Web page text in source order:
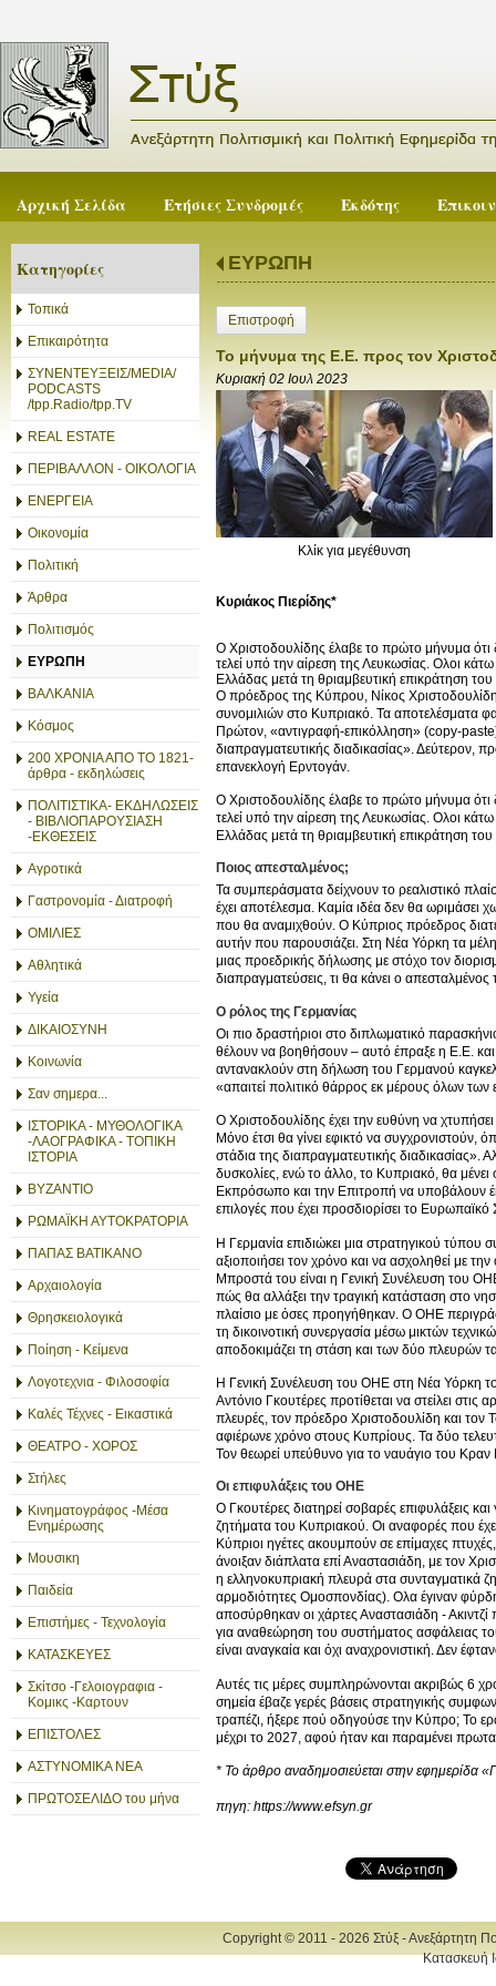
Αρχική Σελίδα Ετήσιες Συνδρομές Εκδότης
Κατηγορίες
Τοπικά
Επικαιρότητα
ΣΥΝΕΝΤΕΥΞΕΙΣ/MEDIA/
PODCASTS
/tpp.Radio/tpp.TV
REAL ESTATE
ΠΕΡΙΒΑΛΛΟΝ - ΟΙΚΟΛΟΓΙΑ
ΕΝΕΡΓΕΙΑ
Οικονομία
Πολιτική
Άρθρα
Πολιτισμός
ΕΥΡΩΠΗ
ΒΑΛΚΑΝΙΑ
Κόσμος
200 ΧΡΟΝΙΑ ΑΠΟ ΤΟ 1821-
άρθρα - εκδηλώσεις
ΠΟΛΙΤΙΣΤΙΚΑ- ΕΚΔΗΛΩΣΕΙΣ
- ΒΙΒΛΙΟΠΑΡΟΥΣΙΑΣΗ
-ΕΚΘΕΣΕΙΣ
Αγροτικά
Γαστρονομία - Διατροφή
ΟΜΙΛΙΕΣ
Αθλητικά
Υγεία
ΔΙΚΑΙΟΣΥΝΗ
Κοινωνία
Σαν σημερα...
ΙΣΤΟΡΙΚΑ - ΜΥΘΟΛΟΓΙΚΑ
-ΛΑΟΓΡΑΦΙΚΑ - ΤΟΠΙΚΗ
ΙΣΤΟΡΙΑ
ΒΥΖΑΝΤΙΟ
ΡΩΜΑΪΚΗ ΑΥΤΟΚΡΑΤΟΡΙΑ
ΠΑΠΑΣ ΒΑΤΙΚΑΝΟ
Αρχαιολογία
Θρησκειολογικά
Ποίηση - Κείμενα
Λογοτεχνια - Φιλοσοφία
Καλές Τέχνες - Εικαστικά
ΘΕΑΤΡΟ - ΧΟΡΟΣ
Στήλες
Κινηματογράφος -Μέσα
Ενημέρωσης
Μουσικη
Παιδεία
Επιστήμες - Τεχνολογία
ΚΑΤΑΣΚΕΥΕΣ
Σκίτσο -Γελοιογραφια -
Κομικς -Καρτουν
ΕΠΙΣΤΟΛΕΣ
ΑΣΤΥΝΟΜΙΚΑ ΝΕΑ
ΠΡΩΤΟΣΕΛΙΔΟ του μήνα
ΕΥΡΩΠΗ
Επιστροφή
Το μήνυμα της Ε.Ε. προς τον
Κυριακή 02 Ιουλ 2023
Κλίκ για μεγέθυνση
Κυριάκος Πιερίδης*
Ο Χριστοδουλίδης έλαβε το πρώτο μήνυμα ότι
τελεί υπό την αίρεση της Λευκωσίας. Ολοι
Ελλάδας μετά τη θριαμβευτική επικράτηση
Ο πρόεδρος της Κύπρου, Νίκος
συνομιλιών στο Κυπριακό. Τα αποτελέσματα
Πρώτον, «αντιγραφή-επικόλληση» (copy-
διαπραγματευτικής διαδικασίας». Δεύτερον,
επανεκλογή Ερντογάν.
Ο Χριστοδουλίδης έλαβε το πρώτο μήνυμα ότι
τελεί υπό την αίρεση της Λευκωσίας. Ολοι
Ελλάδας μετά τη θριαμβευτική επικράτηση
Ποιος απεσταλμένος;
Τα συμπεράσματα δείχνουν το ρεαλιστικό
έχει αποτέλεσμα. Καμία ιδέα δεν θα
που θα αναμιχθούν. Ο Κύπριος πρόεδρος
αυτήν που παρουσιάζει. Στη Νέα Υόρκη τα
μιας προεδρικής δήλωσης με στόχο τον
διαπραγματεύσεις, τι θα κάνει ο
Ο ρόλος της Γερμανίας
Οι πιο δραστήριοι στο διπλωματικό
θέλουν να βοηθήσουν – αυτό έπραξε η Ε.Ε.
αντανακλούν στη δήλωση του Γερμανού
«απαιτεί πολιτικό θάρρος εκ μέρους όλων
Ο Χριστοδουλίδης έχει την ευθύνη να
Μόνο έτσι θα γίνει εφικτό να
στάδια της διαπραγματευτικής
δυσκολίες, ενώ το άλλο, το Κυπριακό, θα
Εκπρόσωπο και την Επιτροπή να υποβάλουν
επιλογές που έχει προσδιορίσει το
Η Γερμανία επιδιώκει μια στρατηγικού
αξιοποιήσει τον χρόνο και να ασχοληθεί με
Μπροστά του είναι η Γενική Συνέλευση του
πώς θα αλλάξει την τραγική κατάσταση στο
πλαίσιο με όσες προηγήθηκαν. Ο ΟΗΕ
τη δικοινοτική συνεργασία μέσω μικτών
αποδοκιμάζει τη στάση και των δύο πλευρών
Η Γενική Συνέλευση του ΟΗΕ στη Νέα Υόρκη το
Αντόνιο Γκουτέρες προτίθεται να στείλει
πλευρές, τον πρόεδρο Χριστοδουλίδη και τον
αφιέρωνε χρόνο στους Κυπρίους. Τα δύο
Τον θεωρεί υπεύθυνο για το ναυάγιο του
Οι επιφυλάξεις του ΟΗΕ
Ο Γκουτέρες διατηρεί σοβαρές επιφυλάξεις
ζητήματα του Κυπριακού. Οι αναφορές που
Κύπριοι ηγέτες ακουμπούν σε επίμαχες
άνοιξαν διάπλατα επί Αναστασιάδη, με τον
η ελληνοκυπριακή πλευρά στα συνταγματικά
αρμοδιότητες Ομοσπονδίας). Ολα έγιναν
αποσύρθηκαν οι χάρτες Αναστασιάδη -
για αναθεώρηση του συστήματος ασφάλειας
είναι αναγκαία και όχι αναχρονιστική. Δεν
Αυτές τις μέρες συμπληρώνονται ακριβώς 6
σημεία έβαζε γερές βάσεις στρατηγικής
τραπέζι, ήξερε πού οδηγούσε την Κύπρο; To
μέχρι το 2027, αφού ήταν και παραμένει
* Το άρθρο αναδημοσιεύεται στην εφημερίδα
πηγη: https://www.efsyn.gr
Copyright © 2011 - 2026 Στύξ - Ανεξάρτητη
Κατασκευή